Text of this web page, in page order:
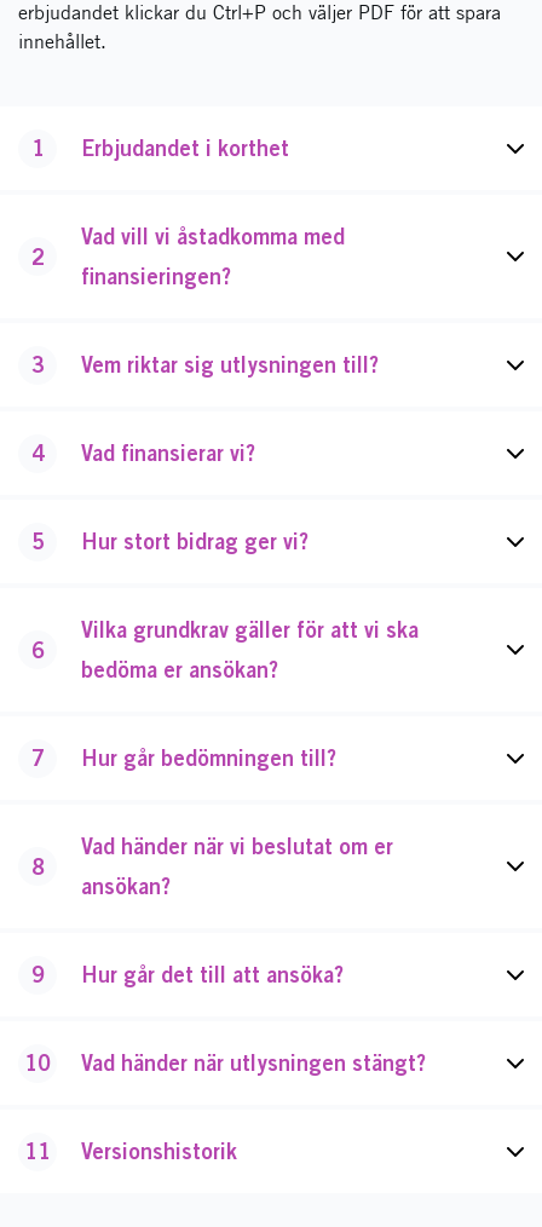
erbjudandet klickar du Ctrl+P och väljer PDF för att spara
innehållet.
1 Erbjudandet i korthet
2
Vad vill vi åstadkomma med
finansieringen?
3 Vem riktar sig utlysningen till?
4 Vad finansierar vi?
5 Hur stort bidrag ger vi?
6
Vilka grundkrav gäller för att vi ska
bedöma er ansökan?
7 Hur går bedömningen till?
8
Vad händer när vi beslutat om er
ansökan?
9 Hur går det till att ansöka?
10 Vad händer när utlysningen stängt?
11 Versionshistorik